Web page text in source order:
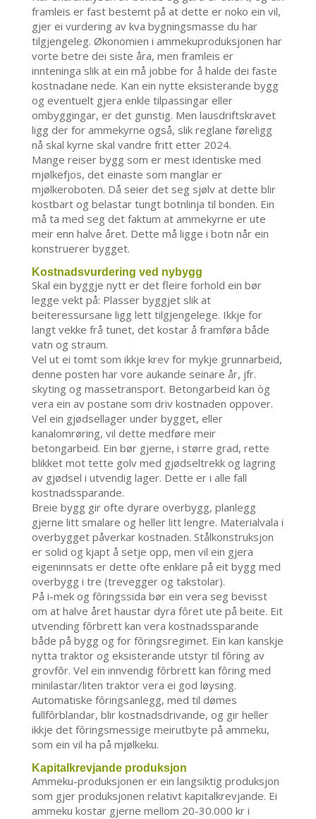
framleis er fast bestemt på at dette er noko ein vil,
gjer ei vurdering av kva bygningsmasse du har
tilgjengeleg. Økonomien i ammekuproduksjonen har
vorte betre dei siste åra, men framleis er
innteninga slik at ein må jobbe for å halde dei faste
kostnadane nede. Kan ein nytte eksisterande bygg
og eventuelt gjera enkle tilpassingar eller
ombyggingar, er det gunstig. Men lausdriftskravet
ligg der for ammekyrne også, slik reglane føreligg
nå skal kyrne skal vandre fritt etter 2024.
Mange reiser bygg som er mest identiske med
mjølkefjos, det einaste som manglar er
mjølkeroboten. Då seier det seg sjølv at dette blir
kostbart og belastar tungt botnlinja til bonden. Ein
må ta med seg det faktum at ammekyrne er ute
meir enn halve året. Dette må ligge i botn når ein
konstruerer bygget.
Kostnadsvurdering ved nybygg
Skal ein byggje nytt er det fleire forhold ein bør
legge vekt på: Plasser byggjet slik at
beiteressursane ligg lett tilgjengelege. Ikkje for
langt vekke frå tunet, det kostar å framføra både
vatn og straum.
Vel ut ei tomt som ikkje krev for mykje grunnarbeid,
denne posten har vore aukande seinare år, jfr.
skyting og massetransport. Betongarbeid kan òg
vera ein av postane som driv kostnaden oppover.
Vel ein gjødsellager under bygget, eller
kanalomrøring, vil dette medføre meir
betongarbeid. Ein bør gjerne, i større grad, rette
blikket mot tette golv med gjødseltrekk og lagring
av gjødsel i utvendig lager. Dette er i alle fall
kostnadssparande.
Breie bygg gir ofte dyrare overbygg, planlegg
gjerne litt smalare og heller litt lengre. Materialvala i
overbygget påverkar kostnaden. Stålkonstruksjon
er solid og kjapt å setje opp, men vil ein gjera
eigeninnsats er dette ofte enklare på eit bygg med
overbygg i tre (trevegger og takstolar).
På i-mek og fôringssida bør ein vera seg bevisst
om at halve året haustar dyra fôret ute på beite. Eit
utvending fôrbrett kan vera kostnadssparande
både på bygg og for fôringsregimet. Ein kan kanskje
nytta traktor og eksisterande utstyr til fôring av
grovfôr. Vel ein innvendig fôrbrett kan fôring med
minilastar/liten traktor vera ei god løysing.
Automatiske fôringsanlegg, med til dømes
fullfôrblandar, blir kostnadsdrivande, og gir heller
ikkje det fôringsmessige meirutbyte på ammeku,
som ein vil ha på mjølkeku.
Kapitalkrevjande produksjon
Ammeku-produksjonen er ein langsiktig produksjon
som gjer produksjonen relativt kapitalkrevjande. Ei
ammeku kostar gjerne mellom 20-30.000 kr i